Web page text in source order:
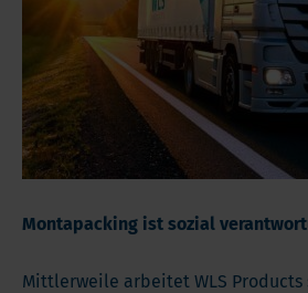
Montapacking ist sozial
Mittlerweile arbeitet WLS Products